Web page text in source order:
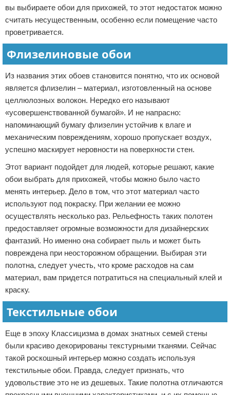
вы выбираете обои для прихожей, то этот недостаток можно
считать несущественным, особенно если помещение часто
проветривается.
Флизелиновые обои
Из названия этих обоев становится понятно, что их основой
является флизелин – материал, изготовленный на основе
целлюлозных волокон. Нередко его называют
«усовершенствованной бумагой». И не напрасно:
напоминающий бумагу флизелин устойчив к влаге и
механическим повреждениям, хорошо пропускает воздух,
успешно маскирует неровности на поверхности стен.
Этот вариант подойдет для людей, которые решают, какие
обои выбрать для прихожей, чтобы можно было часто
менять интерьер. Дело в том, что этот материал часто
используют под покраску. При желании ее можно
осуществлять несколько раз. Рельефность таких полотен
предоставляет огромные возможности для дизайнерских
фантазий. Но именно она собирает пыль и может быть
повреждена при неосторожном обращении. Выбирая эти
полотна, следует учесть, что кроме расходов на сам
материал, вам придется потратиться на специальный клей и
краску.
Текстильные обои
Еще в эпоху Классицизма в домах знатных семей стены
были красиво декорированы текстурными тканями. Сейчас
такой роскошный интерьер можно создать используя
текстильные обои. Правда, следует признать, что
удовольствие это не из дешевых. Такие полотна отличаются